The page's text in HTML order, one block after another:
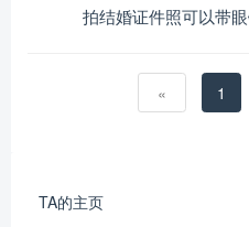
拍结婚证件照可以带
« 1
TA的主页